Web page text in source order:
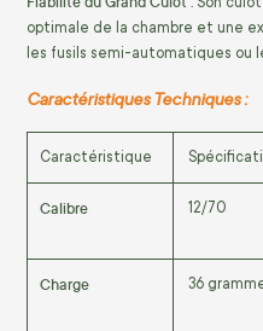
optimale de la chambre et une
les fusils semi-automatiques ou
Caractéristiques Techniques :
Caractéristique
Calibre 12/70
Charge 36